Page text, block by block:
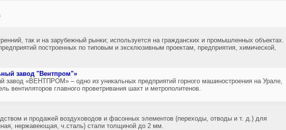
так и на зарубежный рынки; используется на гражданских и промышленных объектах.
построенных по типовым и эксклюзивным проектам, предприятия, химической,
завод "Вентпром"»
завод «ВЕНТПРОМ» – одно из уникальных предприятий горного машиностроения на Урале,
вентиляторов главного проветривания шахт и метрополитенов.
и продажей воздуховодов и фасонных элементов (переходы, отводы и т. д.) для
нержавеющая, ч.сталь) стали толщиной до 2 мм.